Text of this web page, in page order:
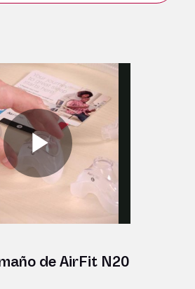
de AirFit N20
Play
Video